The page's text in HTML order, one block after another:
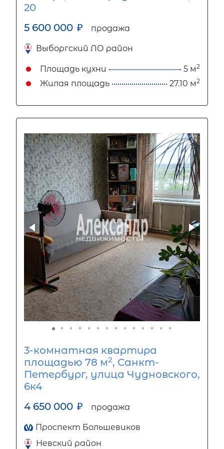
20
5 600 000 ₽ продажа
Выборгский ЛО район
Площадь кухни 5 м2
Жилая площадь 27.10 м2
3-комнатная квартира
площадью 78 м2, Санкт-
Петербург, улица Чудновского,
6к4
4 650 000 ₽ продажа
Проспект Большевиков
Невский район